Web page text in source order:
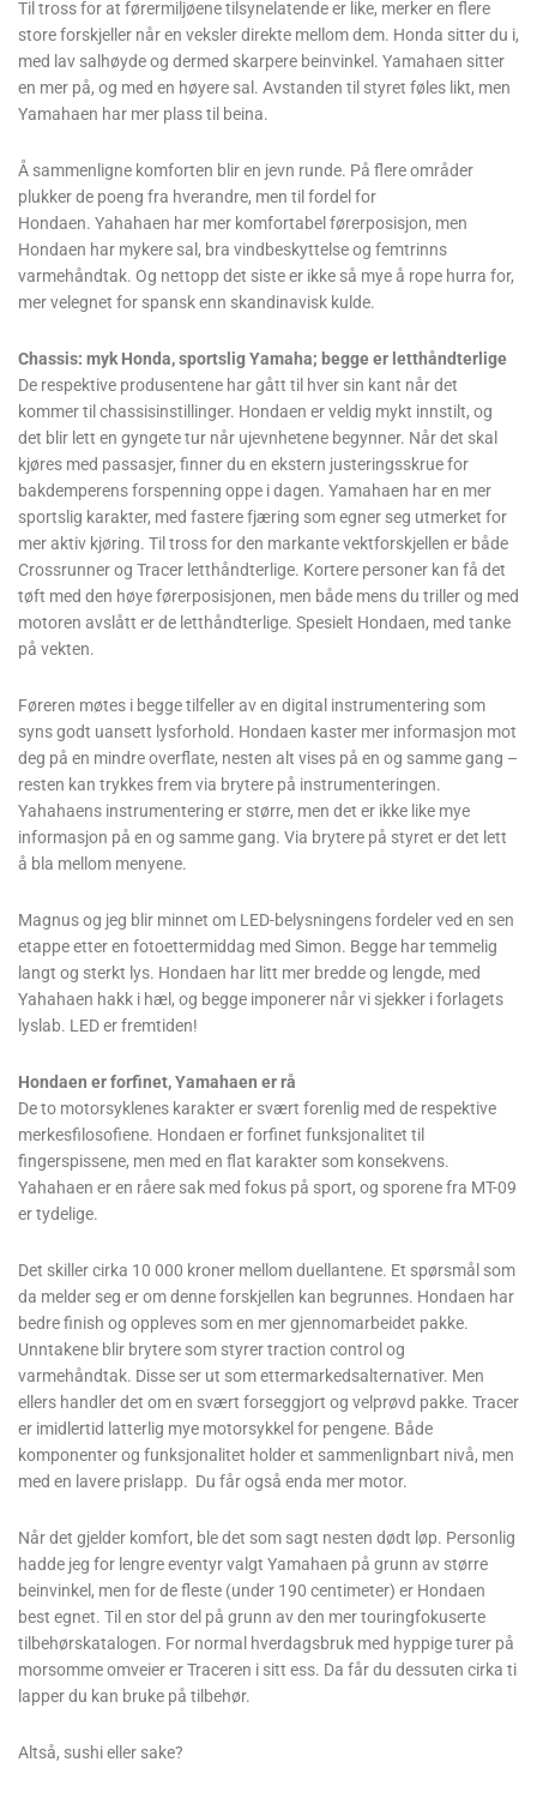
Til tross for at førermiljøene tilsynelatende er like, merker en flere
store forskjeller når en veksler direkte mellom dem. Honda sitter du i,
med lav salhøyde og dermed skarpere beinvinkel. Yamahaen sitter
en mer på, og med en høyere sal. Avstanden til styret føles likt, men
Yamahaen har mer plass til beina.
Å sammenligne komforten blir en jevn runde. På flere områder
plukker de poeng fra hverandre, men til fordel for
Hondaen. Yahahaen har mer komfortabel førerposisjon, men
Hondaen har mykere sal, bra vindbeskyttelse og femtrinns
varmehåndtak. Og nettopp det siste er ikke så mye å rope hurra for,
mer velegnet for spansk enn skandinavisk kulde.
Chassis: myk Honda, sportslig Yamaha; begge er letthåndterlige
De respektive produsentene har gått til hver sin kant når det
kommer til chassisinstillinger. Hondaen er veldig mykt innstilt, og
det blir lett en gyngete tur når ujevnhetene begynner. Når det skal
kjøres med passasjer, finner du en ekstern justeringsskrue for
bakdemperens forspenning oppe i dagen. Yamahaen har en mer
sportslig karakter, med fastere fjæring som egner seg utmerket for
mer aktiv kjøring. Til tross for den markante vektforskjellen er både
Crossrunner og Tracer letthåndterlige. Kortere personer kan få det
tøft med den høye førerposisjonen, men både mens du triller og med
motoren avslått er de letthåndterlige. Spesielt Hondaen, med tanke
på vekten.
Føreren møtes i begge tilfeller av en digital instrumentering som
syns godt uansett lysforhold. Hondaen kaster mer informasjon mot
deg på en mindre overflate, nesten alt vises på en og samme gang –
resten kan trykkes frem via brytere på instrumenteringen.
Yahahaens instrumentering er større, men det er ikke like mye
informasjon på en og samme gang. Via brytere på styret er det lett
å bla mellom menyene.
Magnus og jeg blir minnet om LED-belysningens fordeler ved en sen
etappe etter en fotoettermiddag med Simon. Begge har temmelig
langt og sterkt lys. Hondaen har litt mer bredde og lengde, med
Yahahaen hakk i hæl, og begge imponerer når vi sjekker i forlagets
lyslab. LED er fremtiden!
Hondaen er forfinet, Yamahaen er rå
De to motorsyklenes karakter er svært forenlig med de respektive
merkesfilosofiene. Hondaen er forfinet funksjonalitet til
fingerspissene, men med en flat karakter som konsekvens.
Yahahaen er en råere sak med fokus på sport, og sporene fra MT-09
er tydelige.
Det skiller cirka 10 000 kroner mellom duellantene. Et spørsmål som
da melder seg er om denne forskjellen kan begrunnes. Hondaen har
bedre finish og oppleves som en mer gjennomarbeidet pakke.
Unntakene blir brytere som styrer traction control og
varmehåndtak. Disse ser ut som ettermarkedsalternativer. Men
ellers handler det om en svært forseggjort og velprøvd pakke. Tracer
er imidlertid latterlig mye motorsykkel for pengene. Både
komponenter og funksjonalitet holder et sammenlignbart nivå, men
med en lavere prislapp. Du får også enda mer motor.
Når det gjelder komfort, ble det som sagt nesten dødt løp. Personlig
hadde jeg for lengre eventyr valgt Yamahaen på grunn av større
beinvinkel, men for de fleste (under 190 centimeter) er Hondaen
best egnet. Til en stor del på grunn av den mer touringfokuserte
tilbehørskatalogen. For normal hverdagsbruk med hyppige turer på
morsomme omveier er Traceren i sitt ess. Da får du dessuten cirka ti
lapper du kan bruke på tilbehør.
Altså, sushi eller sake?